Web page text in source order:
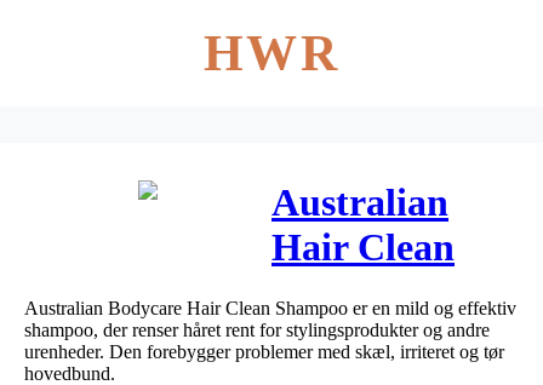
HWR
Australian
Hair Clean
Shampoo 250
ml
Australian Bodycare Hair Clean Shampoo er en mild og effektiv
shampoo, der renser håret rent for stylingsprodukter og andre
urenheder. Den forebygger problemer med skæl, irriteret og tør
hovedbund.